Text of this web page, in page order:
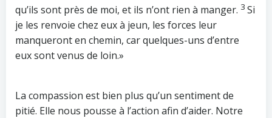
qu’ils sont près de moi, et ils n’ont rien à manger. 3 Si
je les renvoie chez eux à jeun, les forces leur
manqueront en chemin, car quelques-uns d’entre
eux sont venus de loin.»
La compassion est bien plus qu’un sentiment de
pitié. Elle nous pousse à l’action afin d’aider. Notre